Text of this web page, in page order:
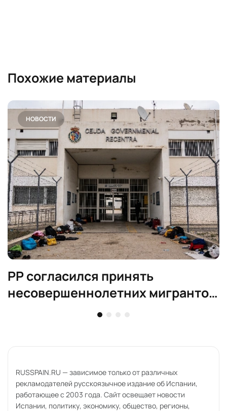
Похожие материалы
НОВОСТИ
PP согласился принять
несовершеннолетних мигрантов
RUSSPAIN.RU — зависимое только от различных
рекламодателей русскоязычное издание об Испании,
работающее с 2003 года. Сайт освещает новости
Испании, политику, экономику, общество, регионы,